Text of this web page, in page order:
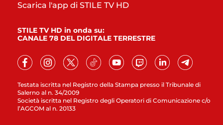
Testata iscritta nel Registro della Stampa presso il Tribunale di
Salerno al n. 34/2009
Società iscritta nel Registro degli Operatori di Comunicazione c/o
l’AGCOM al n. 20133
Scarica l'app di STILE TV HD
STILE TV HD in onda su:
CANALE 78 DEL DIGITALE TERRESTRE